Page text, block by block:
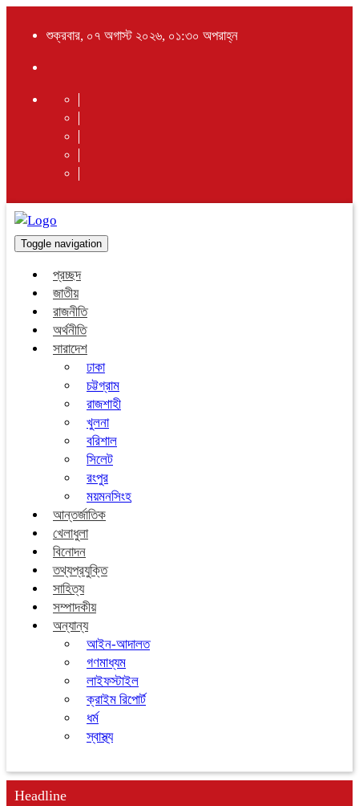
শুক্রবার, ০৭ অগাস্ট ২০২৬, ০১:৩০ অপরাহ্ন
Toggle navigation
প্রচ্ছদ
জাতীয়
রাজনীতি
অর্থনীতি
সারাদেশ
ঢাকা
চট্টগ্রাম
রাজশাহী
খুলনা
বরিশাল
সিলেট
রংপুর
ময়মনসিংহ
আন্তর্জাতিক
খেলাধুলা
বিনোদন
তথ্যপ্রযুক্তি
সাহিত্য
সম্পাদকীয়
অন্যান্য
আইন-আদালত
গণমাধ্যম
লাইফস্টাইল
ক্রাইম রিপোর্ট
ধর্ম
স্বাস্থ্য
Headline